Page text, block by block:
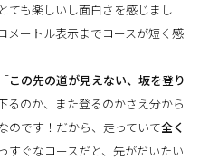
ても楽しいし面白さを感じまし
メートル表示までコースが短く感
この先の道が見えない、坂を登り
るのか、また登るのかさえ分から
のです！だから、走っていて全く
すぐなコースだと、先がだいたい